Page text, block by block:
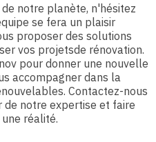
notre planète, n'hésitez
se fera un plaisir
proposer des solutions
vos projetsde rénovation.
pour donner une nouvelle
accompagner dans la
Contactez-nous
de notre expertise et faire
réalité.